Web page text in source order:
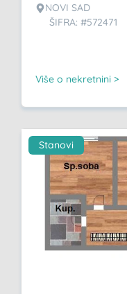
NOVI SAD
ŠIFRA: #572471
Više o nekretnini >
Stanovi